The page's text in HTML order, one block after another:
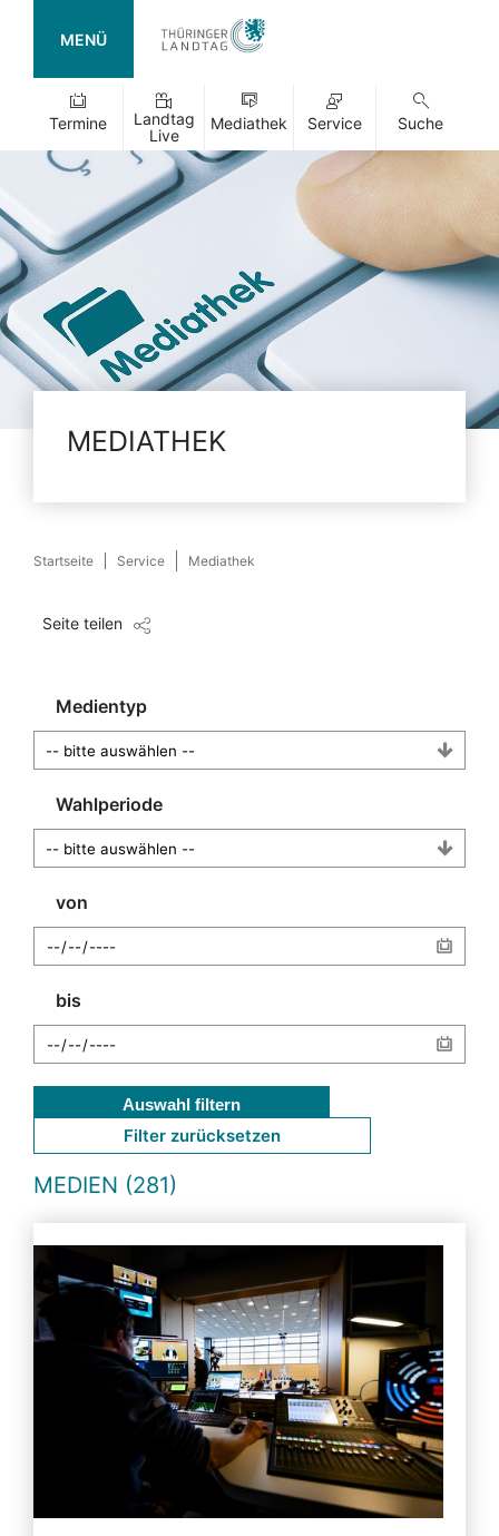
MENÜ
Termine
Landtag
Live
Mediathek Service Suche
MEDIATHEK
Startseite Service Mediathek
Seite teilen
Medientyp
Wahlperiode
von
bis
Auswahl filtern
Filter zurücksetzen
MEDIEN (281)